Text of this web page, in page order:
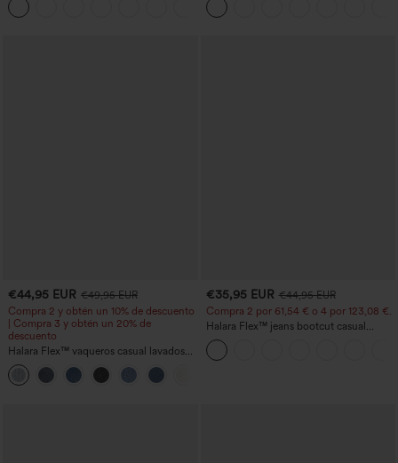
y bolsillos - Easy Peezy
€44,95 EUR €49,95 EUR
Compra 2 y obtén un 10% de descuento
| Compra 3 y obtén un 20% de
descuento
Halara Flex™ vaqueros casual lavados
asimétricos de tiro bajo con bolsillos
con cremallera, corte baggy y pierna
ancha
€35,95 EUR €44,95 EUR
Compra 2 por 61,54 € o 4 por 123,08 €.
Halara Flex™ jeans bootcut casual
lavados, de talle alto y con bolsillos